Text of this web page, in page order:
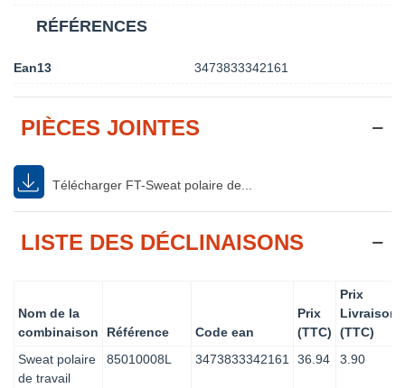
RÉFÉRENCES
Ean13 3473833342161
PIÈCES JOINTES
Télécharger FT-Sweat polaire de...
LISTE DES DÉCLINAISONS
Nom de la
combinaison
Référence Code ean
Prix
(TTC)
Prix
Livraison
(TTC)
Sweat polaire
de travail
85010008L 3473833342161 36.94 3.90